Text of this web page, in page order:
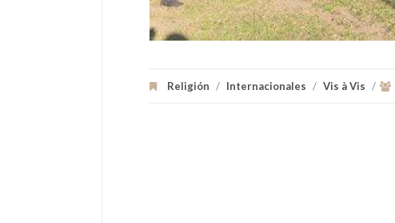
Religión / Internacionales / Vis à Vis /